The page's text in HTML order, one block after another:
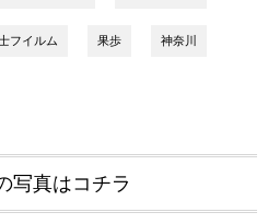
フイルム 果歩 神奈川
写真はコチラ